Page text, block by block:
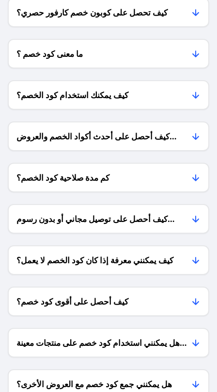
كيف تحصل على كوبون خصم كارفور حصري؟
ما معنى كود خصم ؟
كيف يمكنك استخدام كود الخصم؟
كيف أحصل على أحدث أكواد الخصم والعروض
للمتاجر؟
كم مدة صلاحية كود الخصم؟
كيف أحصل على توصيل مجاني أو بدون رسوم
الشحن ؟
كيف يمكنني معرفة إذا كان كود الخصم لا يعمل؟
كيف أحصل على أقوى كود خصم؟
هل يمكنني استخدام كود خصم على منتجات معينة
فقط؟
هل يمكنني جمع كود خصم مع العروض الأخرى؟